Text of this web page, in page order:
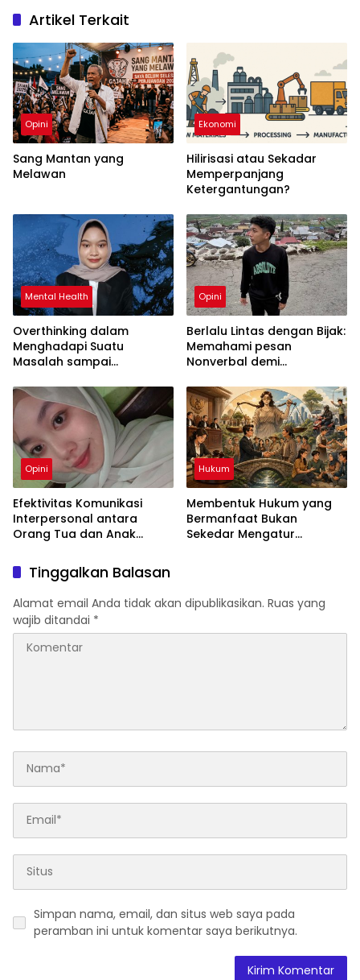
Artikel Terkait
Opini
Sang Mantan yang
Melawan
Ekonomi
Hilirisasi atau Sekadar
Memperpanjang
Ketergantungan?
Mental Health
Overthinking dalam
Menghadapi Suatu
Masalah sampai
yang Berlebihan
Opini
Berlalu Lintas dengan Bijak:
Memahami pesan
Nonverbal demi
Opini
Efektivitas Komunikasi
Interpersonal antara
Orang Tua dan Anak
Keharmonisan Keluarga
Hukum
Membentuk Hukum yang
Bermanfaat Bukan
Sekedar Mengatur
Tinggalkan Balasan
Alamat email Anda tidak akan dipublikasikan. Ruas yang
wajib ditandai *
Simpan nama, email, dan situs web saya pada
peramban ini untuk komentar saya berikutnya.